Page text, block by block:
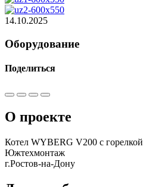
14.10.2025
Оборудование
Поделиться
О проекте
Котел WYBERG V200 с
Южтехмонтаж
г.Ростов-на-Дону